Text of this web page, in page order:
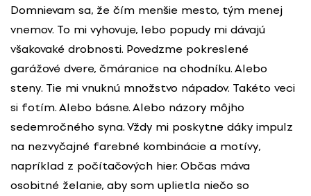
Domnievam sa, že čím menšie mesto, tým menej
vnemov. To mi vyhovuje, lebo popudy mi dávajú
všakovaké drobnosti. Povedzme pokreslené
garážové dvere, čmáranice na chodníku. Alebo
steny. Tie mi vnuknú množstvo nápadov. Takéto veci
si fotím. Alebo básne. Alebo názory môjho
sedemročného syna. Vždy mi poskytne dáky impulz
na nezvyčajné farebné kombinácie a motívy,
napríklad z počítačových hier. Občas máva
osobitné želanie, aby som uplietla niečo so